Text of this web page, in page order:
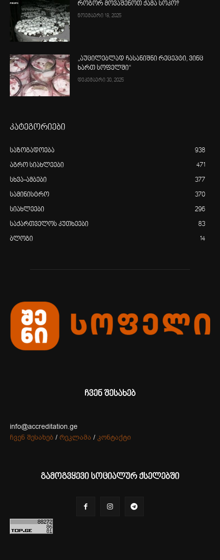
როგორ მოვაშენოთ ქამა სოკო?
ნოემბერი 18, 2025
„აუცილებლად ჩასანიშნი რეცეპტი, ვინც
ხართ სოფელში“
დეკემბერი 30, 2025
კატეგორიები
საზოგადოება 938
აგრო სიახლეები 471
სხვა-ამბები 377
სამინისტრო 370
სიახლეები 296
საქართველოს კუთხეები 83
ბლოგი 14
ჩვენ შესახებ
info@accreditation.ge
ჩვენ შესახებ / რეკლამა / კონტაქტი
გამოგვყევი სოციალურ ქსელებში